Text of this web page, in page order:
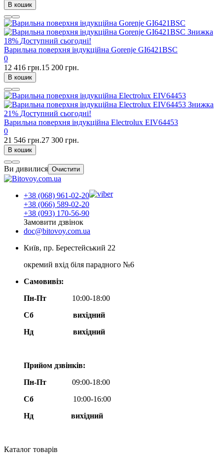
В кошик
Знижка
18% Доступний сьогодні!
Варильна поверхня індукційна Gorenje GI6421BSC
0
12 416 грн.15 200 грн.
В кошик
Знижка
21% Доступний сьогодні!
Варильна поверхня індукційна Electrolux EIV64453
0
21 546 грн.27 300 грн.
В кошик
Ви дивилися Очистити
+38 (068) 961-02-20
+38 (066) 589-02-20
+38 (093) 170-56-90
Замовити дзвінок
doc@bitovoy.com.ua
Київ, пр. Берестейський 22
окремий вхід біля парадного №6
Самовивіз:
Пн-Пт
10:00-18:00
Сб
вихідний
Нд
вихідний
Прийом дзвінків:
Пн-Пт
09:00-18:00
Сб
10:00-16:00
Нд вихідний
Каталог товарів